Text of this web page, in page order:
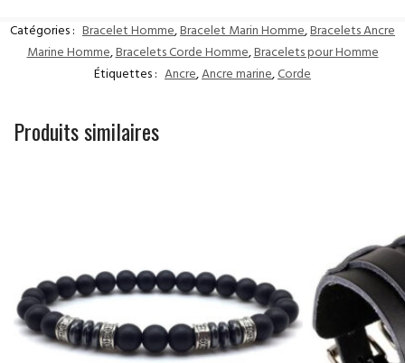
Catégories : Bracelet Homme,Bracelet Marin Homme,Bracelets Ancre
Marine Homme,Bracelets Corde Homme,Bracelets pour Homme
Étiquettes : Ancre,Ancre marine,Corde
Produits similaires